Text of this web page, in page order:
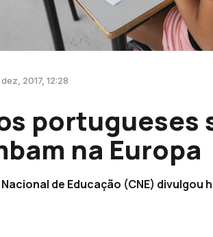
dez, 2017, 12:28
portugueses
na Europa
de Educação (CNE) divulgou